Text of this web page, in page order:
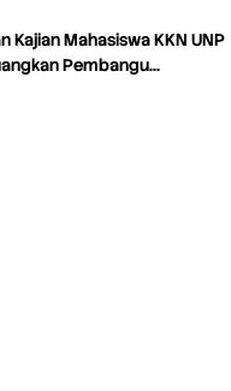
Kajian Mahasiswa KKN UNP
Pembangu…